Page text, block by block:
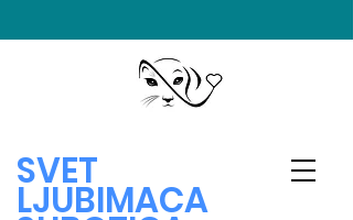
SVET
LJUBIMACA